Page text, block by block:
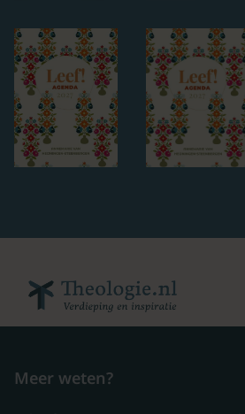
Meer weten?